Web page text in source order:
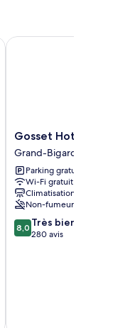
Gosset
Hotel
Grand-
Bigard
Gosset Hotel
Grand-Bigard
Parking gratuit
Wi-Fi gratuit
Climatisation
Non-fumeurs
8.0
sur
8,0 Très bien
280 avis
Gosset Hotel